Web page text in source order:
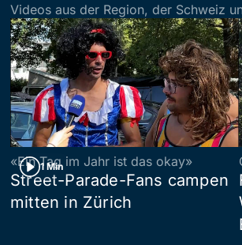
Videos aus der Region, der Schweiz
1 Min
«Ein Tag im Jahr ist das okay»
Street-Parade-Fans campen
mitten in Zürich